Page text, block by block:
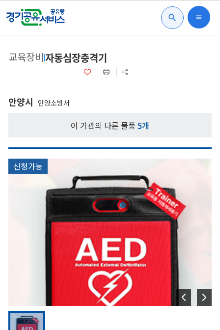
menu
search
교육장비자동심장충격기
안양시 안양소방서
이 기관의 다른 물품 5개
신청가능